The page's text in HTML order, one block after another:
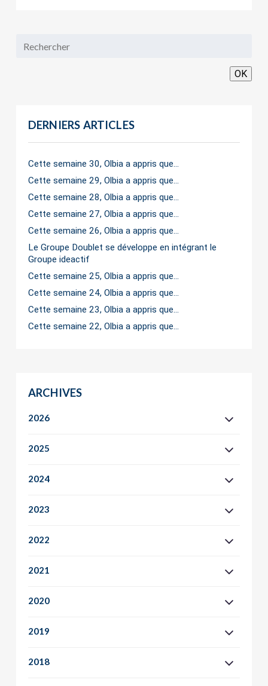
OK
DERNIERS ARTICLES
Cette semaine 30, Olbia a appris que…
Cette semaine 29, Olbia a appris que…
Cette semaine 28, Olbia a appris que…
Cette semaine 27, Olbia a appris que…
Cette semaine 26, Olbia a appris que…
Le Groupe Doublet se développe en intégrant le
Groupe ideactif
Cette semaine 25, Olbia a appris que…
Cette semaine 24, Olbia a appris que…
Cette semaine 23, Olbia a appris que…
Cette semaine 22, Olbia a appris que…
ARCHIVES
2026
2025
2024
2023
2022
2021
2020
2019
2018